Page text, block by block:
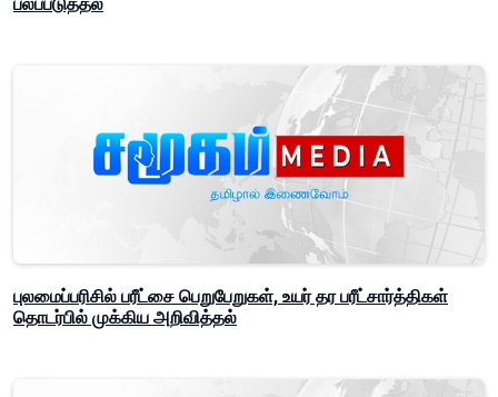
புலமைப்பரிசில் பரீட்சை பெறுபேறுகள், உயர் தர பரீட்சார்த்திகள்
தொடர்பில் முக்கிய அறிவித்தல்